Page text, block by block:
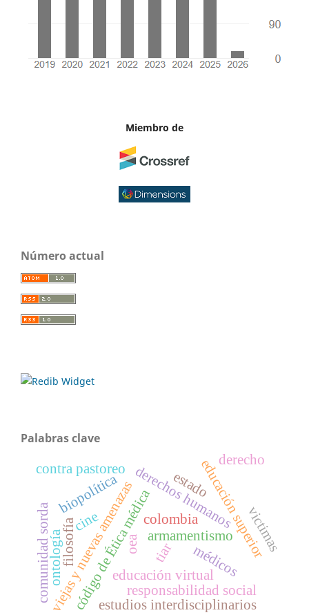
Miembro de
Número actual
Palabras clave
derechos humanos
médicos
código de Ética médicacolombiaeducación superior
educación virtual
estudios interdisciplinarios
armamentismo
viejas y nuevas amenazas tiar
oea
contra pastoreo estado
biopolítica
filosofía
responsabilidad social
comunidad sorda victimas
cine
derecho
ontología